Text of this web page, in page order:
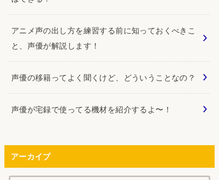
アニメ声の出し方を練習する前に知っておくべきこ
と、声優が解説します！
声優の移籍ってよく聞くけど、どういうことなの？
声優が宅録で使ってる機材を紹介するよ〜！
アーカイブ